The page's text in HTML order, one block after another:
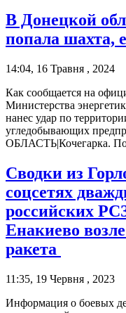
В Донецкой
попала шахта,
14:04, 16 Травня , 2024
Как сообщается на
Министерства
нанес удар по
угледобывающих
ОБЛАСТЬ|Кочегарка.
Сводки из
соцсетях
российских
Енакиево
ракета
11:35, 19 Червня , 2023
Информация о боевых